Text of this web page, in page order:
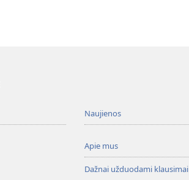
Naujienos
Apie mus
Dažnai užduodami klausimai